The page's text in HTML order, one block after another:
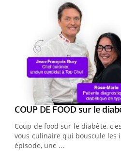
Youtube
COUP DE FOOD sur le
Coup de food sur le diabète,
vous culinaire qui bouscule les
épisode, une ...
Youtube
Quand l’entreprise mise
"Les rendez-vous de la santé
travail" de Pourquoi Docteur
DRH et directeur ...